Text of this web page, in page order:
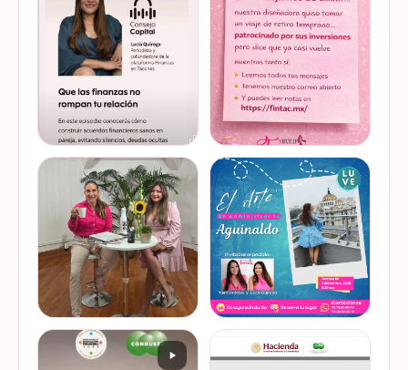
invitadas, por cuarto año
consecutivo, a participar en
la Global Money Week, una
iniciativa que impulsa la
educación f…
VER EN
INSTAGRAM
lleva a cabo la Global
Money Week 2026 (Semana
Mundial del Dinero).
Finanzas en Tacones
somos parte de esta
Jornada…
VER EN
INSTAGRAM
@lucyquiroga tuvo la
oportunidad de conversar
con la gran Ilana Sod, en el
#podcast Consejo Capital
de @scotiabankmx Gracias
por la invitac…
VER EN
INSTAGRAM
Prometemos que no
desaparecimos… solo
estamos reorganizando
todo (y esperando a que el
diseñador vuelva del retiro
😅). No estamos publicand…
VER EN
INSTAGRAM
De cuando te toca ser la
entrevistada. Un placer
platicar con Esther Luiselli
mejor forma de gestionar
ese dinero extra de fin de